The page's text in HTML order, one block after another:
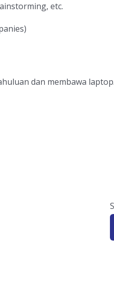
etc.
dan membawa laptop.